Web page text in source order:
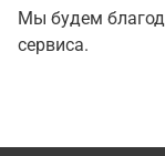
Мы будем
сервиса.